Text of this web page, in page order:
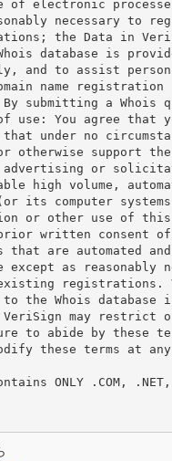
of electronic
necessary to
the Data in
database is
and to assist
name registration
submitting a Whois
use: You agree that
under no
support the
advertising or
high volume,
its computer
or other use of
written consent of
that are automated
except as reasonably
existing
the Whois
may restrict
to abide by these
these terms at
ONLY .COM,